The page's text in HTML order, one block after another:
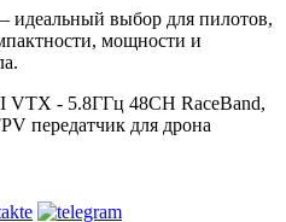
выбор для пилотов,
мощности и
- 5.8ГГц 48CH RaceBand,
передатчик для дрона